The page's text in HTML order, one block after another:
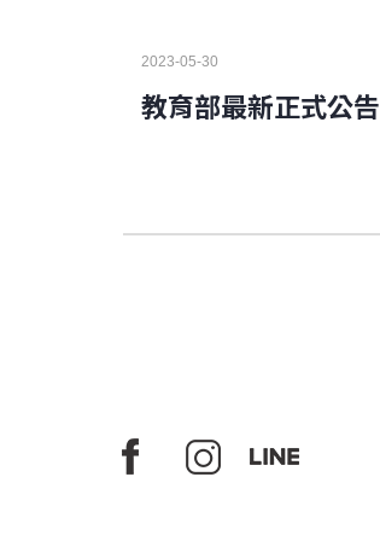
2023-05-30
教育部最新正式公告